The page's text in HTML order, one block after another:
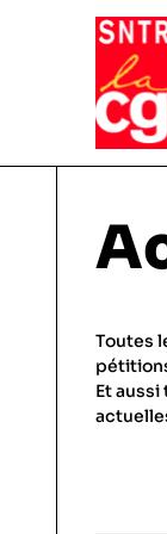
VIE
Toutes
Et